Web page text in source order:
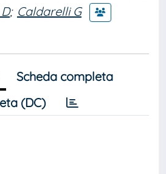
; Caldarelli G
Scheda completa
(DC)